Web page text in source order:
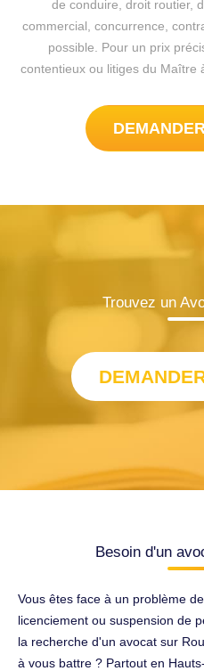
de conduire, droit routier,
commercial, concurrence,
possible. Pour un prix
contentieux ou litiges du Maître
Trouvez un
Besoin d'un
Vous êtes face à un problème
licenciement ou suspension de
la recherche d'un avocat sur
à vous battre ? Partout en